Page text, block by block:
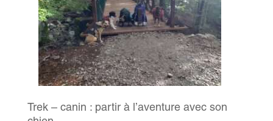
Trek – canin : partir à l’aventure avec son